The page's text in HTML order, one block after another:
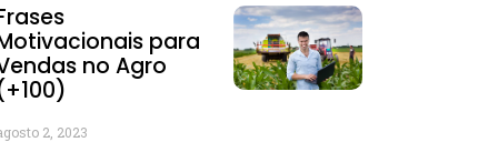
para
no Agro
2, 2023